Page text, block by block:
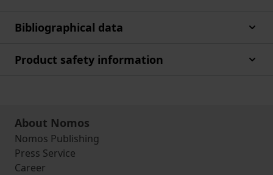
Bibliographical data
Product safety information
About Nomos
Nomos Publishing
Press Service
Career